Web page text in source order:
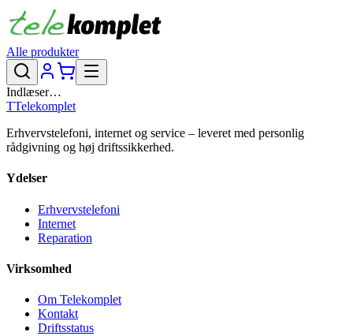
Alle produkter
Indlæser…
TTelekomplet
Erhvervstelefoni, internet og service – leveret med personlig
rådgivning og høj driftssikkerhed.
Ydelser
Erhvervstelefoni
Internet
Reparation
Virksomhed
Om Telekomplet
Kontakt
Driftsstatus